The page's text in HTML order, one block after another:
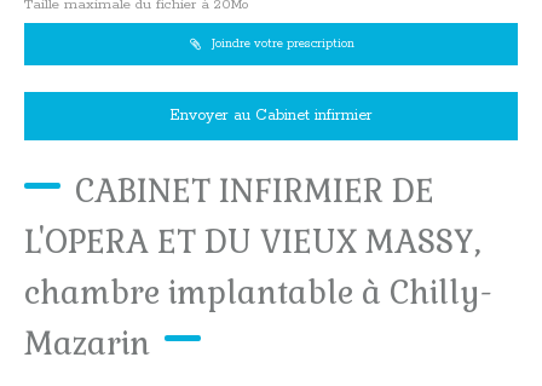
Taille maximale du fichier à 20Mo
Joindre votre prescription
Envoyer au Cabinet infirmier
CABINET INFIRMIER DE
L'OPERA ET DU VIEUX MASSY,
chambre implantable à Chilly-
Mazarin